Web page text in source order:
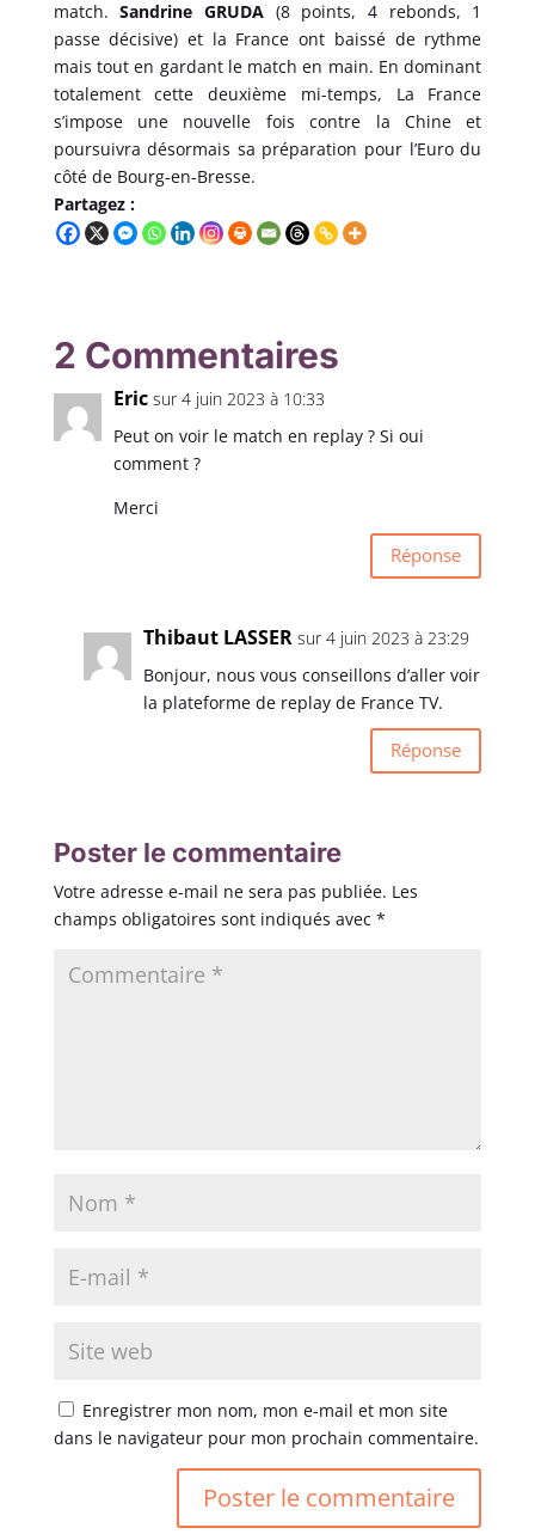
match.Sandrine GRUDA (8 points, 4 rebonds, 1
passe décisive) et la France ont baissé de rythme
mais tout en gardant le match en main. En dominant
totalement cette deuxième mi-temps, La France
s’impose une nouvelle fois contre la Chine et
poursuivra désormais sa préparation pour l’Euro du
côté de Bourg-en-Bresse.
Partagez :
2 Commentaires
Eric sur 4 juin 2023 à 10:33
Peut on voir le match en replay ? Si oui
comment ?
Merci
Réponse
Thibaut LASSER sur 4 juin 2023 à 23:29
Bonjour, nous vous conseillons d’aller voir
la plateforme de replay de France TV.
Réponse
Poster le commentaire
Votre adresse e-mail ne sera pas publiée. Les
champs obligatoires sont indiqués avec *
Enregistrer mon nom, mon e-mail et mon site
dans le navigateur pour mon prochain commentaire.